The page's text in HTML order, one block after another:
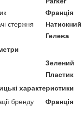
Франція
стержня
Натискний
Гелева
Зелений
Пластик
характеристики
бренду
Франція